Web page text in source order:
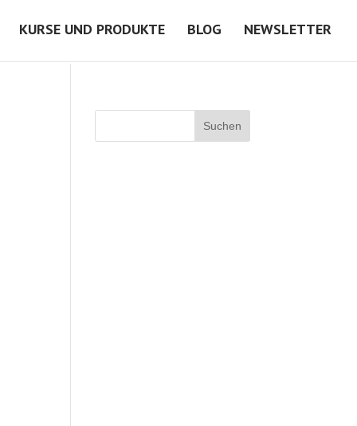
KURSE UND PRODUKTE BLOG NEWSLETTER
Suchen